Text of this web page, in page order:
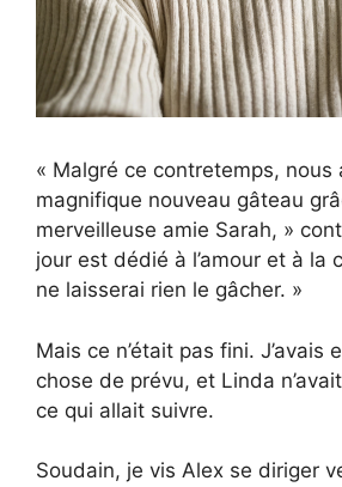
« Malgré ce contretemps, nous
magnifique nouveau gâteau
merveilleuse amie Sarah, »
jour est dédié à l’amour et à la
ne laisserai rien le gâcher. »
Mais ce n’était pas fini. J’avais
chose de prévu, et Linda
ce qui allait suivre.
Soudain, je vis Alex se diriger